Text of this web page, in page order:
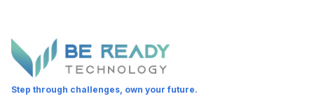
Step through challenges, own your future.